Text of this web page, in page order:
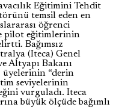
Eğitimini Tehdit
temsil eden en
öğrenci
pilot eğitimlerinin
Bağımsız
(Iteca) Genel
Altyapı Bakanı
üyelerinin “derin
seviyelerinin
vurguladı. Iteca
büyük ölçüde bağımlı